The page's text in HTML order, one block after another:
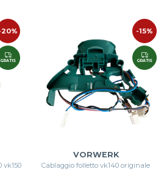
20%
GRATIS
-15%
GRATIS
VORWERK
Cablaggio folletto vk140 originale